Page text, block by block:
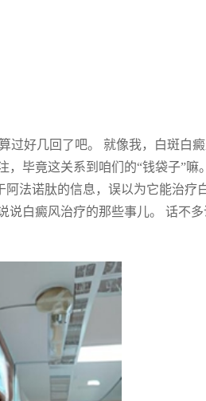
过好几回了吧。 就像我，白斑白
毕竟这关系到咱们的“钱袋子”嘛
法诺肽的信息，误以为它能治疗
白癜风治疗的那些事儿。 话不